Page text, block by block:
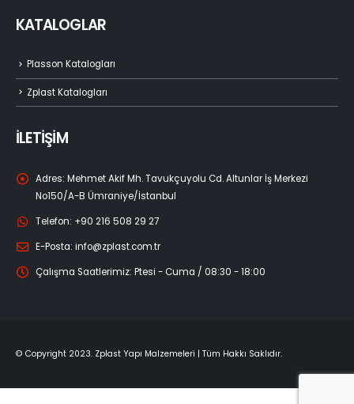
KATALOGLAR
Plasson Katalogları
Zplast Katalogları
İLETİŞİM
Adres: Mehmet Akif Mh. Tavukçuyolu Cd. Altunlar İş Merkezi
No150/A-B Ümraniye/İstanbul
Telefon: +90 216 508 29 27
E-Posta: info@zplast.com.tr
Çalışma Saatlerimiz: Ptesi - Cuma / 08:30 - 18:00
© Copyright 2023. Zplast Yapı Malzemeleri | Tüm Hakkı Saklıdır.